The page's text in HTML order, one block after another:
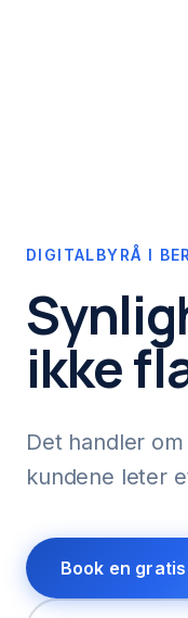
DIGITALBYRÅ I
ikke
Det handler
kundene leter
Book en